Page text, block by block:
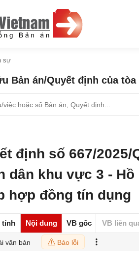
sự
Bản án/Quyết định của tòa
định số 667/2025/
dân khu vực 3 - Hồ
hợp đồng tín dụng
tính Nội dung VB gốc VB liên
văn bản Báo lỗi